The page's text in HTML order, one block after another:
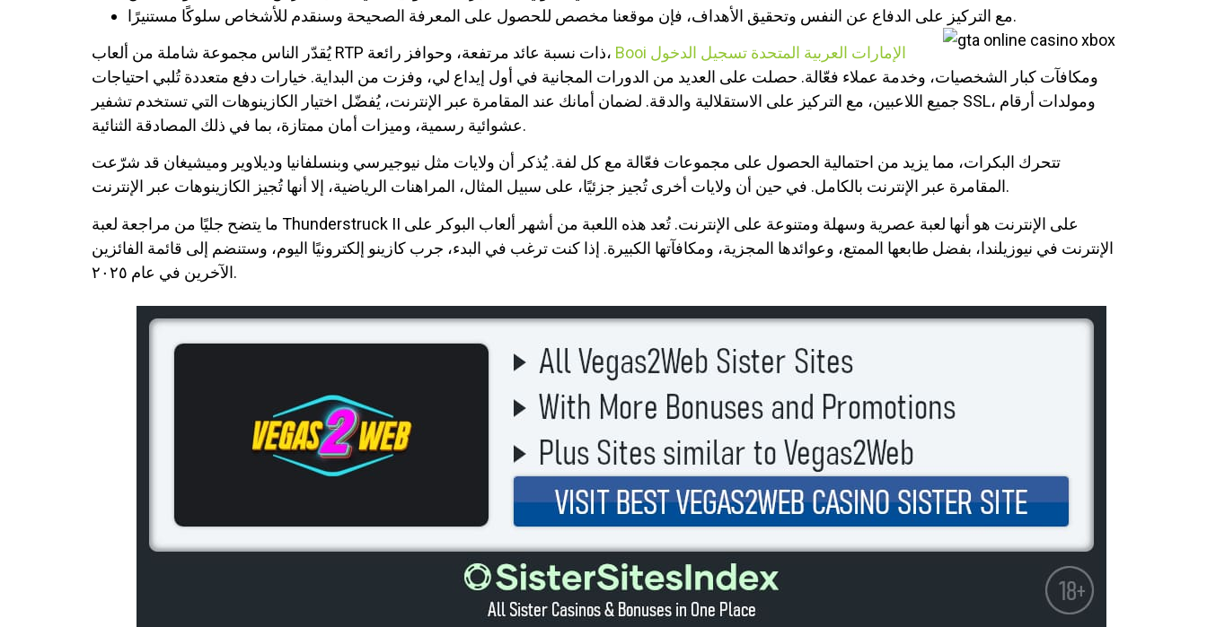
مع التركيز على الدفاع عن النفس وتحقيق الأهداف، فإن موقعنا مخصص للحصول على المعرفة الصحيحة وسنقدم للأشخاص سلوكًا مستنيرًا.
يُقدّر الناس مجموعة شاملة من ألعاب RTP ذات نسبة عائد مرتفعة، وحوافز رائعة،
Booi الإمارات العربية المتحدة تسجيل الدخول
ومكافآت كبار الشخصيات، وخدمة عملاء فعّالة. حصلت على العديد من الدورات المجانية في أول إيداع لي، وفزت من البداية. خيارات دفع متعددة تُلبي احتياجات
جميع اللاعبين، مع التركيز على الاستقلالية والدقة. لضمان أمانك عند المقامرة عبر الإنترنت، يُفضّل اختيار الكازينوهات التي تستخدم تشفير SSL، ومولدات أرقام
عشوائية رسمية، وميزات أمان ممتازة، بما في ذلك المصادقة الثنائية.
تتحرك البكرات، مما يزيد من احتمالية الحصول على مجموعات فعّالة مع كل لفة. يُذكر أن ولايات مثل نيوجيرسي وبنسلفانيا وديلاوير وميشيغان قد شرّعت
المقامرة عبر الإنترنت بالكامل. في حين أن ولايات أخرى تُجيز جزئيًا، على سبيل المثال، المراهنات الرياضية، إلا أنها تُجيز الكازينوهات عبر الإنترنت.
ما يتضح جليًا من مراجعة لعبة Thunderstruck II على الإنترنت هو أنها لعبة عصرية وسهلة ومتنوعة على الإنترنت. تُعد هذه اللعبة من أشهر ألعاب البوكر على
الإنترنت في نيوزيلندا، بفضل طابعها الممتع، وعوائدها المجزية، ومكافآتها الكبيرة. إذا كنت ترغب في البدء، جرب كازينو إلكترونيًا اليوم، وستنضم إلى قائمة الفائزين
الآخرين في عام ٢٠٢٥.